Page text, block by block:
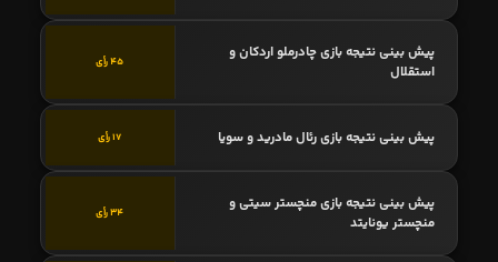
پیش بینی نتیجه بازی چادرملو اردکان و
استقلال
45 رأی
پیش بینی نتیجه بازی رئال مادرید و سویا 17 رأی
پیش بینی نتیجه بازی منچستر سیتی و
منچستر یونایتد
34 رأی